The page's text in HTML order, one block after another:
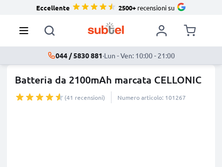
Eccellente 2500+recensioni su
044 / 5830 881·Lun - Ven: 10:00 - 21:00
Batteria da 2100mAh marcata CELLONIC
(41 recensioni) Numero articolo: 101267